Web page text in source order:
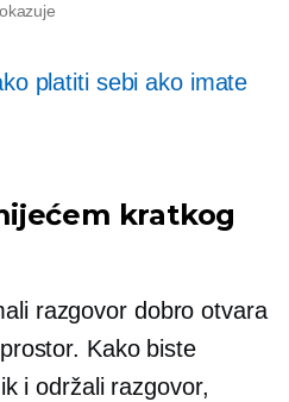
platiti sebi ako imate
kratkog
razgovor dobro otvara
Kako biste
i održali razgovor,